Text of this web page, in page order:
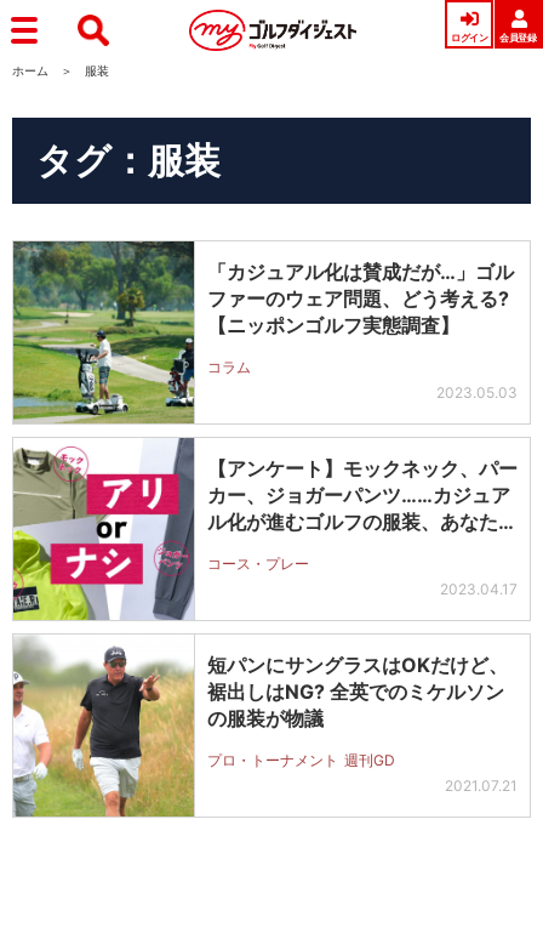
ログイン 会員登録
ホーム 服装
タグ：服装
「カジュアル化は賛成だが…」ゴル
ファーのウェア問題、どう考える?
【ニッポンゴルフ実態調査】
コラム
2023.05.03
【アンケート】モックネック、パー
カー、ジョガーパンツ……カジュア
ル化が進むゴルフの服装、あなたの
コース・プレー
2023.04.17
短パンにサングラスはOKだけど、
裾出しはNG? 全英でのミケルソン
の服装が物議
プロ・トーナメント 週刊GD
2021.07.21